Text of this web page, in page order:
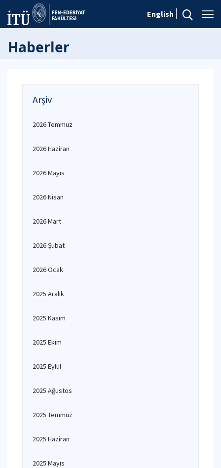
English
Haberler
Arşiv
2026 Temmuz
2026 Haziran
2026 Mayıs
2026 Nisan
2026 Mart
2026 Şubat
2026 Ocak
2025 Aralık
2025 Kasım
2025 Ekim
2025 Eylül
2025 Ağustos
2025 Temmuz
2025 Haziran
2025 Mayıs